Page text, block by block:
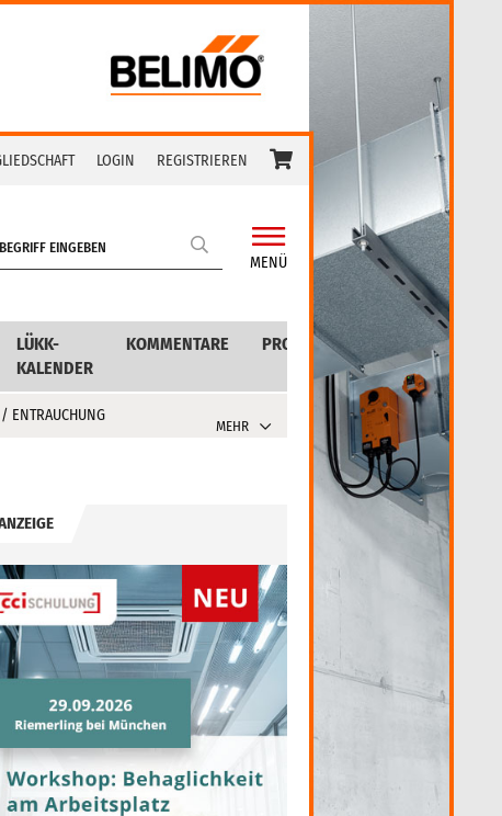
LOGIN REGISTRIEREN
MENÜ
LÜKK-
KALENDER
KOMMENTARE PRODUKTE
ENTRAUCHUNG
MEHR